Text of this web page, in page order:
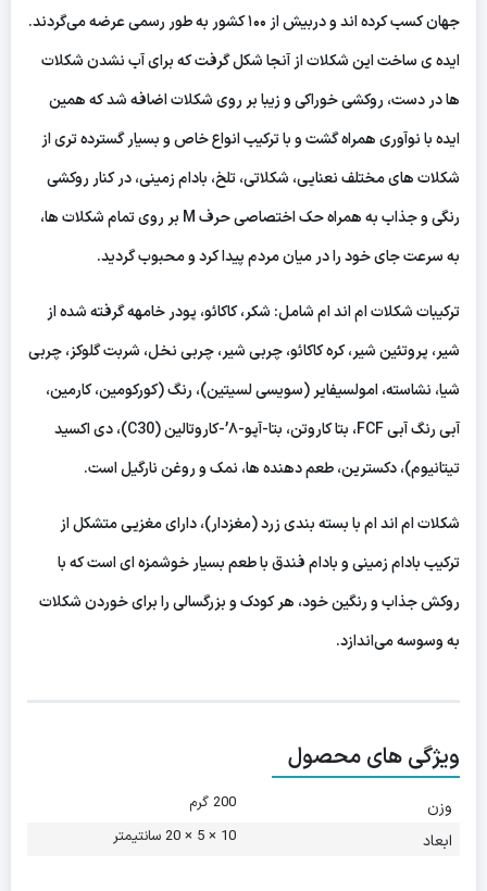
جهان کسب کرده اند و دربیش از ۱۰۰ کشور به طور رسمی عرضه می‌گردند.
ایده ی ساخت این شکلات از آنجا شکل گرفت که برای آب نشدن شکلات
ها در دست، روکشی خوراکی و زیبا بر روی شکلات اضافه شد که همین
ایده با نوآوری همراه گشت و با ترکیب انواع خاص و بسیار گسترده تری از
شکلات های مختلف نعنایی، شکلاتی، تلخ، بادام زمینی، در کنار روکشی
رنگی و جذاب به همراه حک اختصاصی حرف M بر روی تمام شکلات ها،
به سرعت جای خود را در میان مردم پیدا کرد و محبوب گردید.
ترکیبات شکلات ام اند ام شامل: شکر، کاکائو، پودر خامهه گرفته شده از
شیر، پروتئین شیر، کره کاکائو، چربی شیر، چربی نخل، شربت گلوکز، چربی
شیا، نشاسته، امولسیفایر (سویسی لسیتین)، رنگ (کورکومین، کارمین،
آبی رنگ آبی FCF، بتا کاروتن، بتا-آپو-۸’-کاروتالین (C30)، دی اکسید
تیتانیوم)، دکسترین، طعم دهنده ها، نمک و روغن نارگیل است.
شکلات ام اند ام با بسته بندی زرد (مغزدار)، دارای مغزیی متشکل از
ترکیب بادام زمینی و بادام فندق با طعم بسیار خوشمزه ای است که با
روکش جذاب و رنگین خود، هر کودک و بزرگسالی را برای خوردن شکلات
به وسوسه می‌اندازد.
ویژگی های محصول
وزن 200 گرم
ابعاد 10 × 5 × 20 سانتیمتر